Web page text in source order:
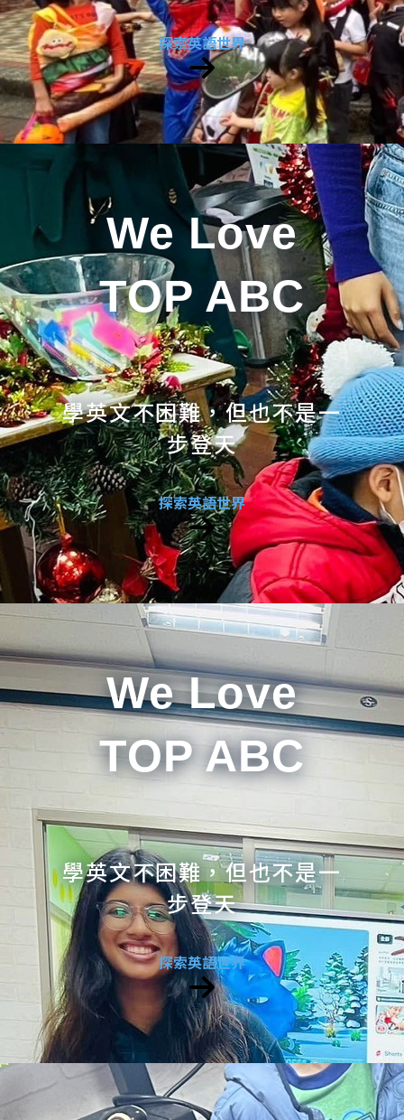
探索英語世界
We Love
TOP ABC
學英文不困難，但也不是一
步登天
探索英語世界
We Love
TOP ABC
學英文不困難，但也不是一
步登天
探索英語世界